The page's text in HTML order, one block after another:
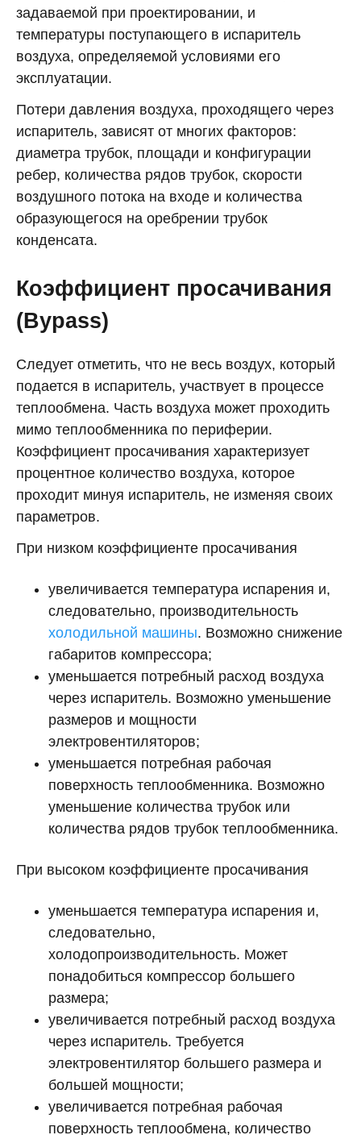
задаваемой при проектировании, и
температуры поступающего в испаритель
воздуха, определяемой условиями его
эксплуатации.
Потери давления воздуха, проходящего через
испаритель, зависят от многих факторов:
диаметра трубок, площади и конфигурации
ребер, количества рядов трубок, скорости
воздушного потока на входе и количества
образующегося на оребрении трубок
конденсата.
Коэффициент просачивания
(Bypass)
Следует отметить, что не весь воздух, который
подается в испаритель, участвует в процессе
теплообмена. Часть воздуха может проходить
мимо теплообменника по периферии.
Коэффициент просачивания характеризует
процентное количество воздуха, которое
проходит минуя испаритель, не изменяя своих
параметров.
При низком коэффициенте просачивания
увеличивается температура испарения и,
следовательно, производительность
холодильной машины. Возможно снижение
габаритов компрессора;
уменьшается потребный расход воздуха
через испаритель. Возможно уменьшение
размеров и мощности
электровентиляторов;
уменьшается потребная рабочая
поверхность теплообменника. Возможно
уменьшение количества трубок или
количества рядов трубок теплообменника.
При высоком коэффициенте просачивания
уменьшается температура испарения и,
следовательно,
холодопроизводительность. Может
понадобиться компрессор большего
размера;
увеличивается потребный расход воздуха
через испаритель. Требуется
электровентилятор большего размера и
большей мощности;
увеличивается потребная рабочая
поверхность теплообмена, количество